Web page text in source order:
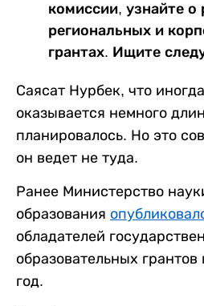
комиссии, узнайте о
региональных и
грантах. Ищите
Саясат Нурбек, что
оказывается немного
планировалось. Но это
он ведет не туда.
Ранее Министерство
образования
обладателей
образовательных
год.